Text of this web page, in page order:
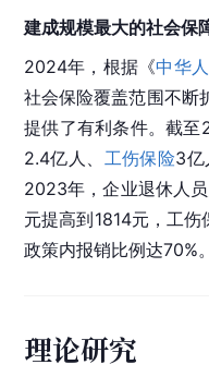
建成规模最大的社会保
2024年，根据《中华
社会保险覆盖范围不断
提供了有利条件。截
2.4亿人、 工伤保险3亿
2023年，企业退休人
元提高到1814元，工
政策内报销比例达70%
理论研究